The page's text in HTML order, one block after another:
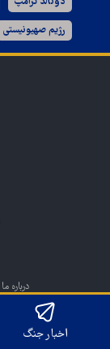
رژیم صهیونیستی
درباره ما
اخبار جنگ